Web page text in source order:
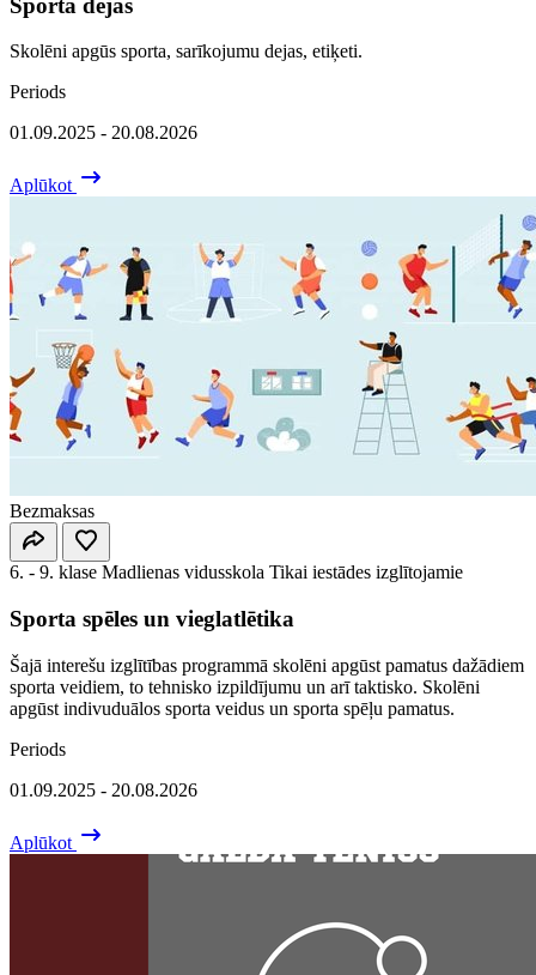
Skolēni apgūs sporta, sarīkojumu dejas, etiķeti.
Periods
01.09.2025 - 20.08.2026
Aplūkot
Bezmaksas
6. - 9. klase Madlienas vidusskola Tikai iestādes izglītojamie
Sporta spēles un vieglatlētika
Šajā interešu izglītības programmā skolēni apgūst pamatus dažādiem
sporta veidiem, to tehnisko izpildījumu un arī taktisko. Skolēni
apgūst indivuduālos sporta veidus un sporta spēļu pamatus.
Periods
01.09.2025 - 20.08.2026
Aplūkot